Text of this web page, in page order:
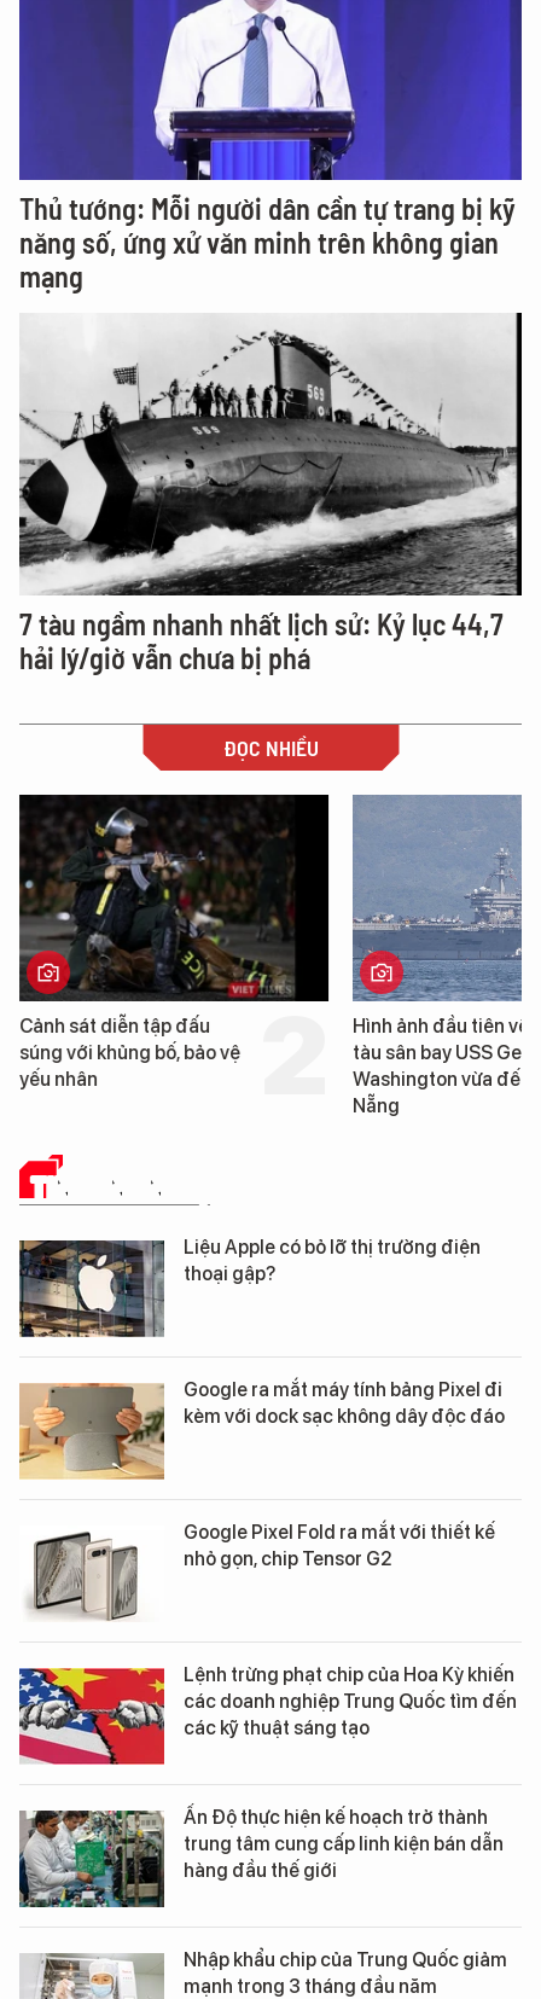
Thủ tướng: Mỗi người dân cần tự trang bị kỹ
năng số, ứng xử văn minh trên không gian
mạng
7 tàu ngầm nhanh nhất lịch sử: Kỷ lục 44,7
hải lý/giờ vẫn chưa bị phá
ĐỌC NHIỀU
Hình ảnh đầu tiên về siêu
tàu sân bay USS George
Washington vừa đến Đà
Cận cảnh chiến
tống tàu sân bay
George
Đà Nẵng
TIN CÔNG NGHỆ
Liệu Apple có bỏ lỡ thị trường điện
thoại gập?
Google ra mắt máy tính bảng Pixel đi
kèm với dock sạc không dây độc đáo
Google Pixel Fold ra mắt với thiết kế
nhỏ gọn, chip Tensor G2
Lệnh trừng phạt chip của Hoa Kỳ khiến
các doanh nghiệp Trung Quốc tìm đến
các kỹ thuật sáng tạo
Ấn Độ thực hiện kế hoạch trở thành
trung tâm cung cấp linh kiện bán dẫn
hàng đầu thế giới
Nhập khẩu chip của Trung Quốc giảm
mạnh trong 3 tháng đầu năm